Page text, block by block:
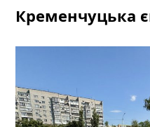
SkipКременчуцька